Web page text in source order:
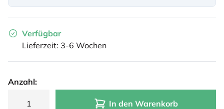
Verfügbar
Lieferzeit: 3-6 Wochen
Anzahl:
In den Warenkorb